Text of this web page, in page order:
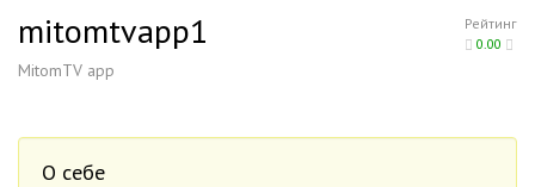
Рейтинг
0.00
mitomtvapp1
MitomTV app
О себе